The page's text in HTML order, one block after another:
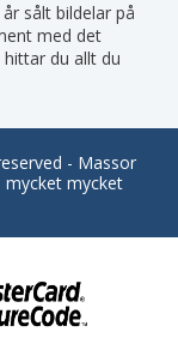
sålt bildelar på
med det
du allt du
- Massor
mycket mycket